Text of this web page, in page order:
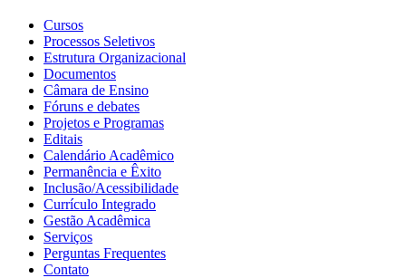
Cursos
Processos Seletivos
Estrutura Organizacional
Documentos
Câmara de Ensino
Fóruns e debates
Projetos e Programas
Editais
Calendário Acadêmico
Permanência e Êxito
Inclusão/Acessibilidade
Currículo Integrado
Gestão Acadêmica
Serviços
Perguntas Frequentes
Contato